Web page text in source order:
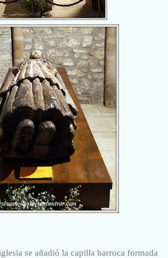
se añadió la capilla barroca formada